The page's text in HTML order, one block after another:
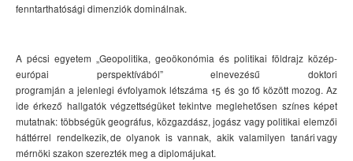
fenntarthatósági dimenziók dominálnak.
A pécsi egyetem „Geopolitika, geoökonómia és politikai földrajz közép-
európai perspektívából” elnevezésű doktori
programjána jelenlegi évfolyamok létszáma 15 és 30 fő közöttmozog. Az
ide érkező hallgatók végzettségüket tekintvemeglehetősen színes képet
mutatnak: többségükgeográfus, közgazdász, jogász vagypolitikai elemzői
háttérrel rendelkezik, deolyanok isvannak, akik valamilyen tanári vagy
mérnöki szakon szereztékmeg adiplomájukat.